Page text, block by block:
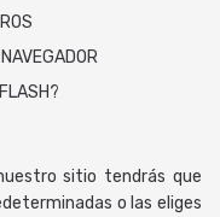
sitio tendrás que
o las eliges